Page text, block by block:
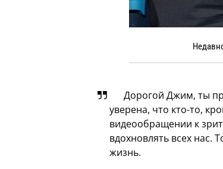
Дорогой Джим, ты
уверена, что кто-то,
видеообращении к
вдохновлять всех
жизнь.